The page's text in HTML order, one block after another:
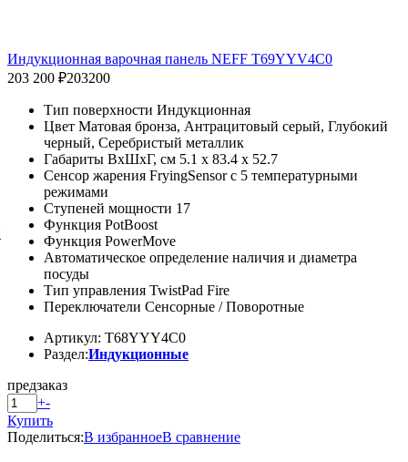
Индукционная варочная панель NEFF T69YYV4C0
203 200 ₽203200
Тип поверхности Индукционная
Цвет Матовая бронза, Антрацитовый серый, Глубокий
черный, Серебристый металлик
Габариты ВхШхГ, см 5.1 х 83.4 х 52.7
Сенсор жарения FryingSensor c 5 температурными
режимами
Ступеней мощности 17
Функция PotBoost
Функция PowerMove
Автоматическое определение наличия и диаметра
посуды
Тип управления TwistPad Fire
Переключатели Сенсорные / Поворотные
Артикул: T68YYY4C0
Раздел:Индукционные
предзаказ
+-
Купить
Поделиться:В избранноеВ сравнение